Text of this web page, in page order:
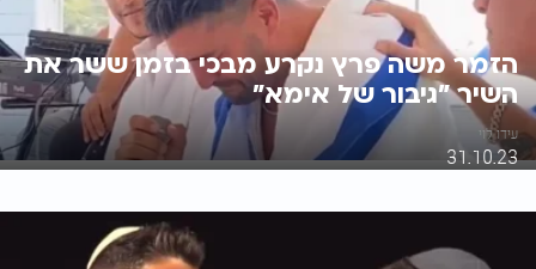
הזמר משה פרץ נקרע מבכי בזמן ששר את
השיר "גיבור של אימא"
עידו לוי
31.10.23